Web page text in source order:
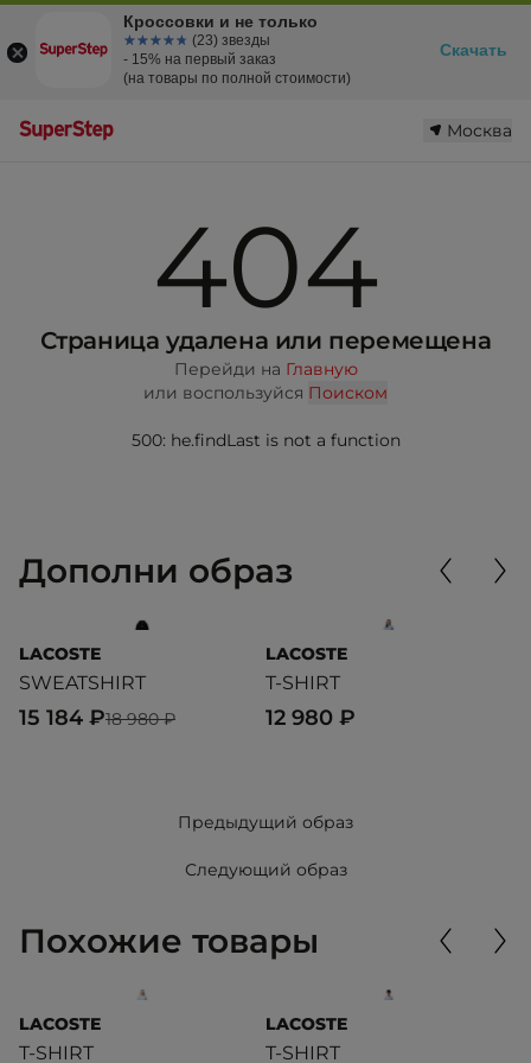
Москва
404
Страница удалена или перемещена
Перейди на Главную
или воспользуйся Поиском
500: he.findLast is not a function
Дополни образ
LACOSTE
SWEATSHIRT
18 980 ₽
15 184 ₽
LACOSTE
T-SHIRT
12 980 ₽
Предыдущий образ
Следующий образ
Похожие товары
LACOSTE
T-SHIRT
LACOSTE
T-SHIRT
Кроссовки и не только
☆☆☆☆☆
★★★★★ (23) звезды
- 15% на первый заказ
(на товары по полной стоимости)
Скачать